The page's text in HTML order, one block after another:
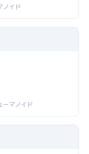
ノイド
ーマノイド